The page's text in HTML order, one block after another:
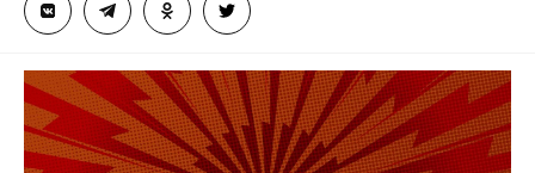
взысканы доходы от преступной деятельности —
*«Международное движение ЛГБТ»/ ЛГБТ признано
экстремистской организацией, деятельность